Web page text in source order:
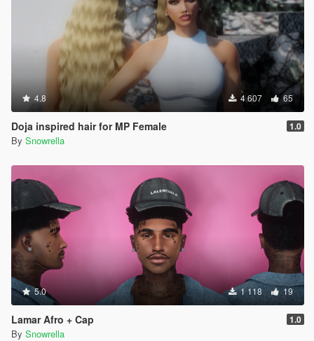
4.8 4 607 65
Doja inspired hair for MP Female 1.0
By Snowrella
5.0 1 118 19
Lamar Afro + Cap 1.0
By Snowrella